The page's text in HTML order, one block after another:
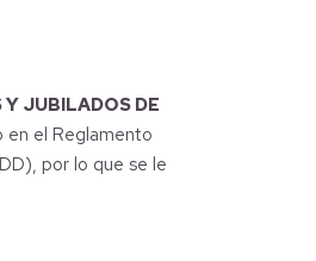
JUBILADOS DE
el Reglamento
por lo que se le